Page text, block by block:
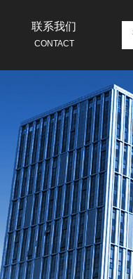
联系我们
CONTACT